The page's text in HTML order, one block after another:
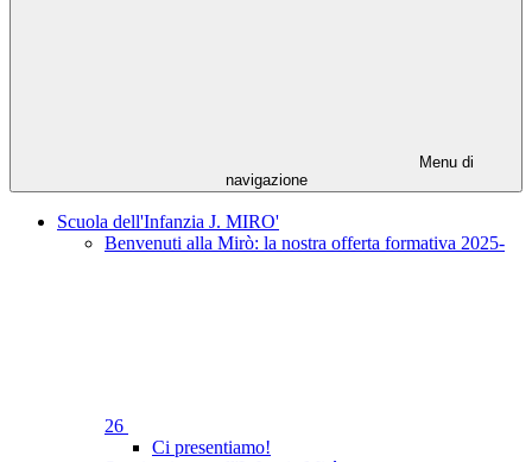
Menu di
navigazione
Scuola dell'Infanzia J. MIRO'
Benvenuti alla Mirò: la nostra offerta formativa 2025-
26
Ci presentiamo!